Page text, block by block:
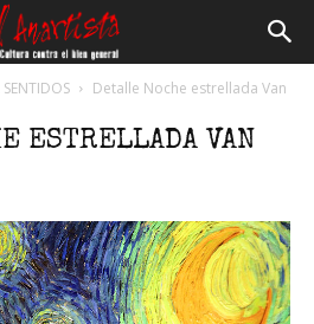
Detalle Noche estrellada Van
ESTRELLADA VAN